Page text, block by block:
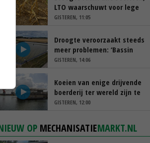
LTO waarschuwt voor lege
schappen
GISTEREN, 11:05
Droogte veroorzaakt steeds
meer problemen: ‘Bassin
afgelopen week al leeg’
GISTEREN, 14:06
Koeien van enige drijvende
boerderij ter wereld zijn te
koop
GISTEREN, 12:00
OP MECHANISATIEMARKT.NL